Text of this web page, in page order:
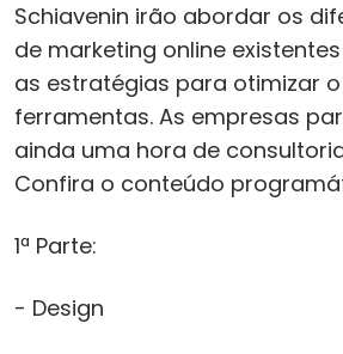
Schiavenin irão abordar os
de marketing online
as estratégias para otimizar
ferramentas. As empresas
ainda uma hora de
Confira o conteúdo
1ª Parte:
- Design